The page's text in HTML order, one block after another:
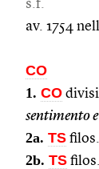
s.f.
av. 1754
CO
1. CO
sentimento
2a. TS
2b. TS